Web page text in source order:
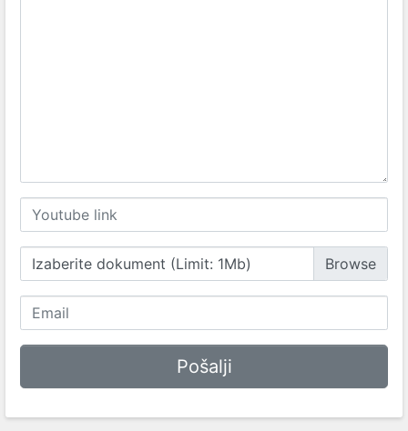
Izaberite dokument (Limit: 1Mb)